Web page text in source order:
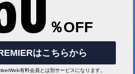
％OFF
はこちらから
有料会員とは別サービスになります。